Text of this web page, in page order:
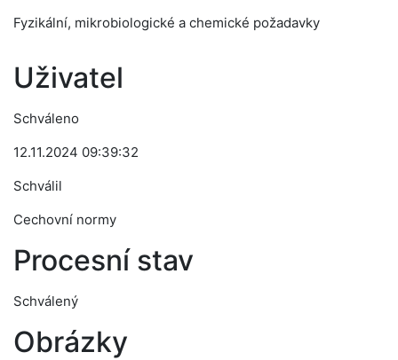
Fyzikální, mikrobiologické a chemické požadavky
Uživatel
Schváleno
12.11.2024 09:39:32
Schválil
Cechovní normy
Procesní stav
Schválený
Obrázky